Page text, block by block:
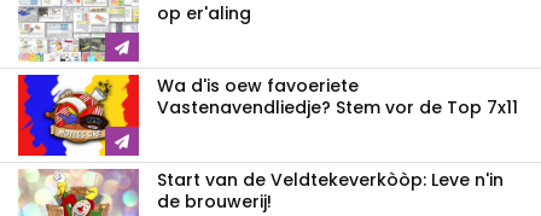
op er'aling
Wa d'is oew favoeriete
Vastenavendliedje? Stem vor de Top 7x11
Start van de Veldtekeverkòòp: Leve n'in
de brouwerij!